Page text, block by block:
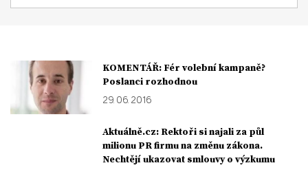
KOMENTÁŘ: Fér volební kampaně?
Poslanci rozhodnou
29. 06. 2016
Aktuálně.cz: Rektoři si najali za půl
milionu PR firmu na změnu zákona.
Nechtějí ukazovat smlouvy o výzkumu